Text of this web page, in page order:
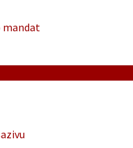
mandat